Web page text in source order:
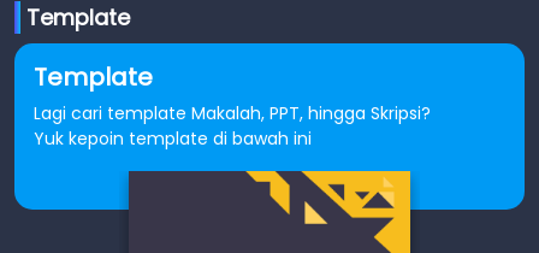
Template
Template
Lagi cari template Makalah, PPT, hingga Skripsi?
Yuk kepoin template di bawah ini